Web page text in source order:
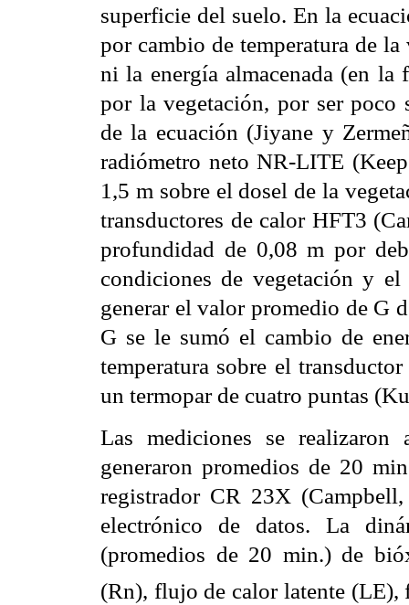
superficie del suelo. En la
por cambio de temperatura de
ni la energía almacenada (en
por la vegetación, por ser
de la ecuación (Jiyane y
radiómetro neto NR-LITE
1,5 m sobre el dosel de la
transductores de calor HFT3
profundidad de 0,08 m por
condiciones de vegetación y
generar el valor promedio de G
G se le sumó el cambio de
temperatura sobre el
un termopar de cuatro puntas
Las mediciones se
generaron promedios de 20
registrador CR 23X
electrónico de datos. La
(promedios de 20 min.) de
(Rn), flujo de calor latente